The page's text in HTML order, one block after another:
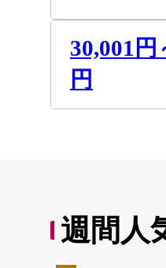
30,001円
円
週間人